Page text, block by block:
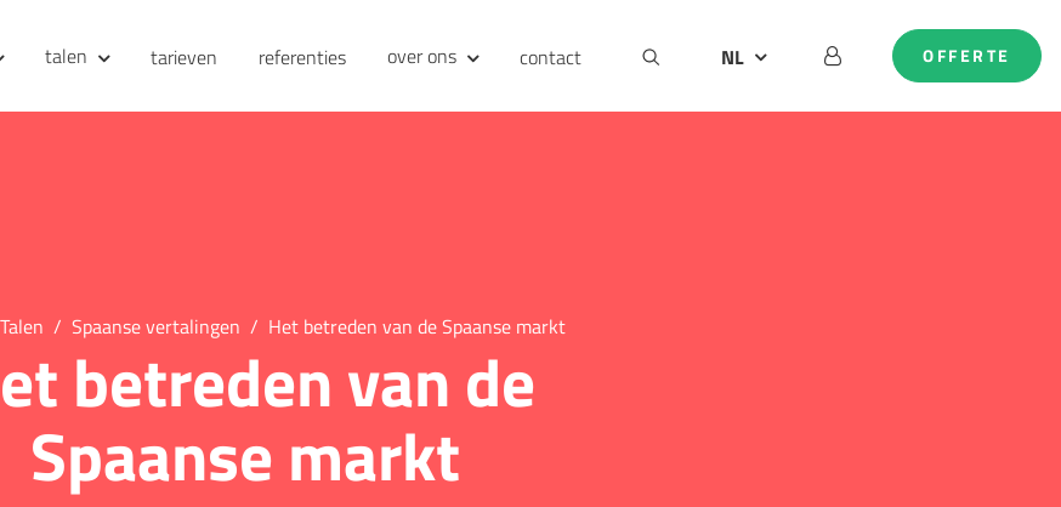
talen tarieven referenties over ons contact
NL
OFFERTE
Talen Spaanse vertalingen Het betreden van de Spaanse markt
betreden van de
Spaanse markt